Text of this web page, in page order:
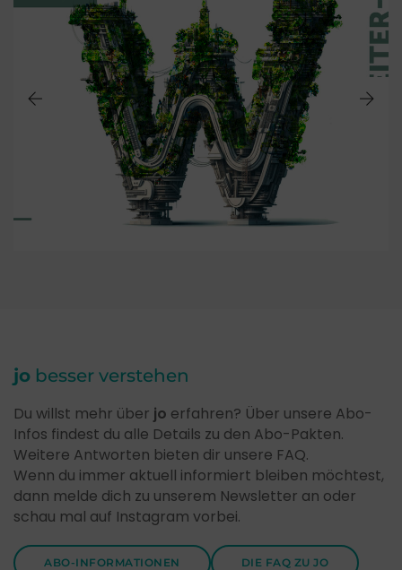
jo besser verstehen
Du willst mehr über jo erfahren? Über unsere Abo-
Infos findest du alle Details zu den Abo-Pakten.
Weitere Antworten bieten dir unsere FAQ.
Wenn du immer aktuell informiert bleiben möchtest,
dann melde dich zu unserem Newsletter an oder
schau mal auf Instagram vorbei.
ABO-INFORMATIONEN DIE FAQ ZU JO